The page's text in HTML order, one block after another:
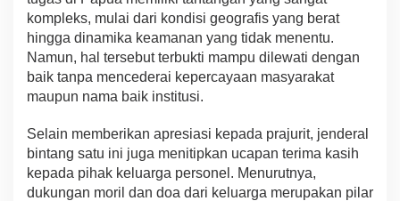
kompleks, mulai dari kondisi geografis yang berat
hingga dinamika keamanan yang tidak menentu.
Namun, hal tersebut terbukti mampu dilewati dengan
baik tanpa mencederai kepercayaan masyarakat
maupun nama baik institusi.
Selain memberikan apresiasi kepada prajurit, jenderal
bintang satu ini juga menitipkan ucapan terima kasih
kepada pihak keluarga personel. Menurutnya,
dukungan moril dan doa dari keluarga merupakan pilar